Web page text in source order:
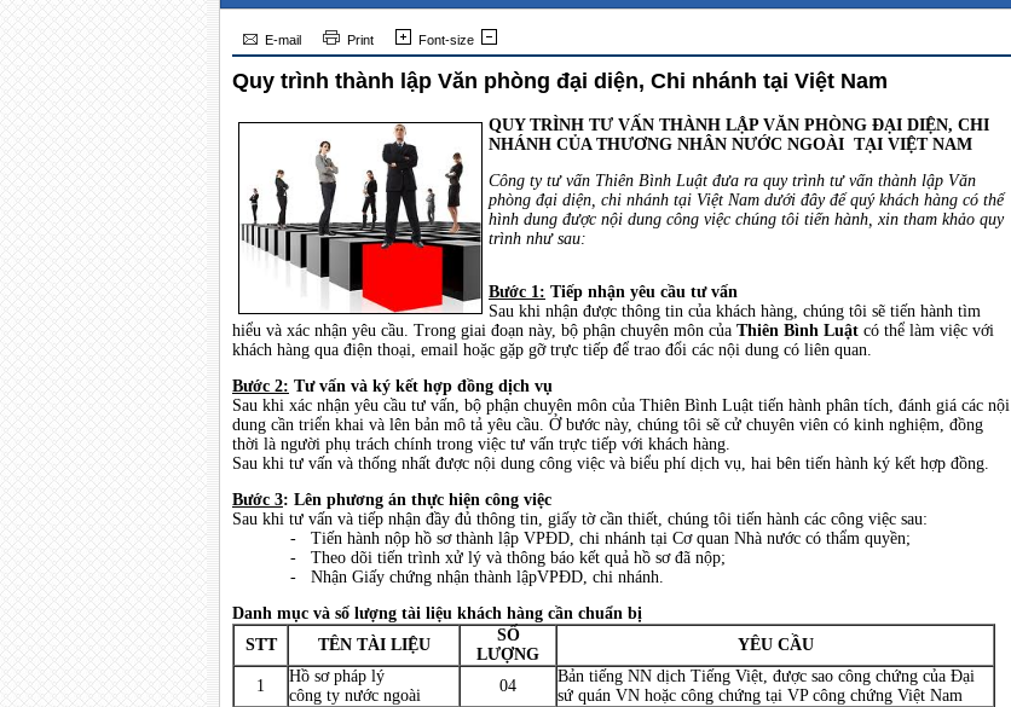
E-mail Print Font-size
Quy trình thành lập Văn phòng đại diện, Chi nhánh tại Việt Nam
QUY TRÌNH TƯ VẤN THÀNH LẬP VĂN PHÒNG ĐẠI DIỆN, CHI
NHÁNH CỦA THƯƠNG NHÂN NƯỚC NGOÀI TẠI VIỆT NAM
Công ty tư vấn Thiên Bình Luật đưa ra quy trình tư vấn thành lập Văn
phòng đại diện, chi nhánh tại Việt Nam dưới đây để quý khách hàng có thể
hình dung được nội dung công việc chúng tôi tiến hành, xin tham khảo quy
trình như sau:
Bước 1: Tiếp nhận yêu cầu tư vấn
Sau khi nhận được thông tin của khách hàng, chúng tôi sẽ tiến hành tìm
hiểu và xác nhận yêu cầu. Trong giai đoạn này, bộ phận chuyên môn của Thiên Bình Luật có thể làm việc với
khách hàng qua điện thoại, email hoặc gặp gỡ trực tiếp để trao đổi các nội dung có liên quan.
Bước 2: Tư vấn và ký kết hợp đồng dịch vụ
Sau khi xác nhận yêu cầu tư vấn, bộ phận chuyên môn của Thiên Bình Luật tiến hành phân tích, đánh giá các nội
dung cần triển khai và lên bản mô tả yêu cầu. Ở bước này, chúng tôi sẽ cử chuyên viên có kinh nghiệm, đồng
thời là người phụ trách chính trong việc tư vấn trực tiếp với khách hàng.
Sau khi tư vấn và thống nhất được nội dung công việc và biểu phí dịch vụ, hai bên tiến hành ký kết hợp đồng.
Bước 3: Lên phương án thực hiện công việc
Sau khi tư vấn và tiếp nhận đầy đủ thông tin, giấy tờ cần thiết, chúng tôi tiến hành các công việc sau:
- Tiến hành nộp hồ sơ thành lập VPĐD, chi nhánh tại Cơ quan Nhà nước có thẩm quyền;
- Theo dõi tiến trình xử lý và thông báo kết quả hồ sơ đã nộp;
- Nhận Giấy chứng nhận thành lậpVPĐD, chi nhánh.
Danh mục và số lượng tài liệu khách hàng cần chuẩn bị
STT
TÊN TÀI LIỆU
SỐ
LƯỢNG
YÊU CẦU
1
Hồ sơ pháp lý
công ty nước ngoài
04
Bản tiếng NN dịch Tiếng Việt, được sao công chứng của Đại
sứ quán VN hoặc công chứng tại VP công chứng Việt Nam